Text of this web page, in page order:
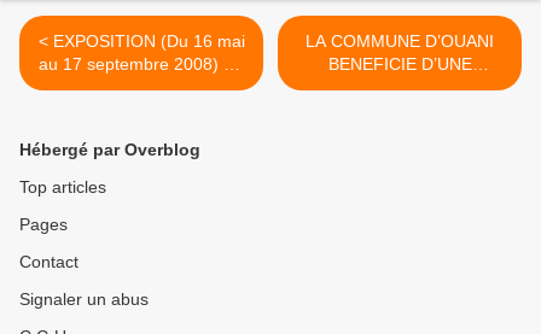
< EXPOSITION (Du 16 mai
au 17 septembre 2008) ET
CONFERENCE DE SOPHIE
SAINT MAUR DES FOSSES
LA COMMUNE D’OUANI
BENEFICIE D’UNE
SUBVENTION DE L’UE
Hébergé par Overblog
Top articles
Pages
Contact
Signaler un abus